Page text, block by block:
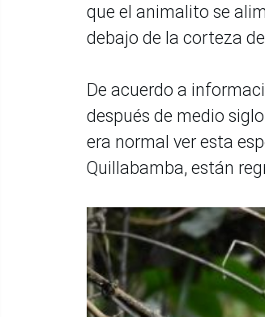
que el animalito se
debajo de la corteza
De acuerdo a
después de medio
era normal ver esta
Quillabamba, están